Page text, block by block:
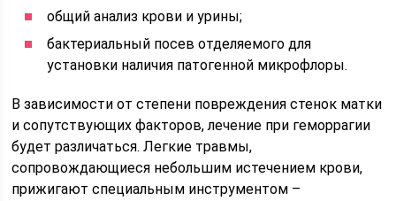
общий анализ крови и урины;
бактериальный посев отделяемого для
установки наличия патогенной микрофлоры.
В зависимости от степени повреждения стенок матки
и сопутствующих факторов, лечение при геморрагии
будет различаться. Легкие травмы,
сопровождающиеся небольшим истечением крови,
прижигают специальным инструментом –